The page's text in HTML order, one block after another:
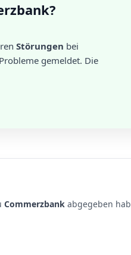
Störungen bei
gemeldet. Die
Commerzbank abgegeben